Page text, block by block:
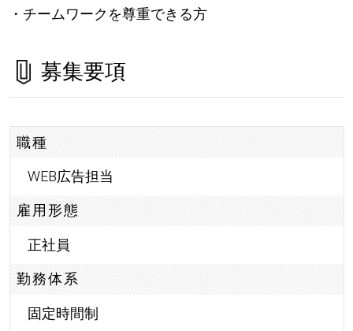
・チームワークを尊重できる方
募集要項
職種
WEB広告担当
雇用形態
正社員
勤務体系
固定時間制